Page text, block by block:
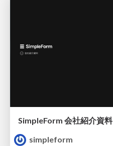
SimpleForm 会社紹介資料
simpleform